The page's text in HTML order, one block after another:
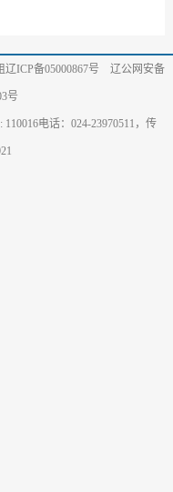
辽ICP备05000867号 辽公网安备
号
电话：024-23970511，传